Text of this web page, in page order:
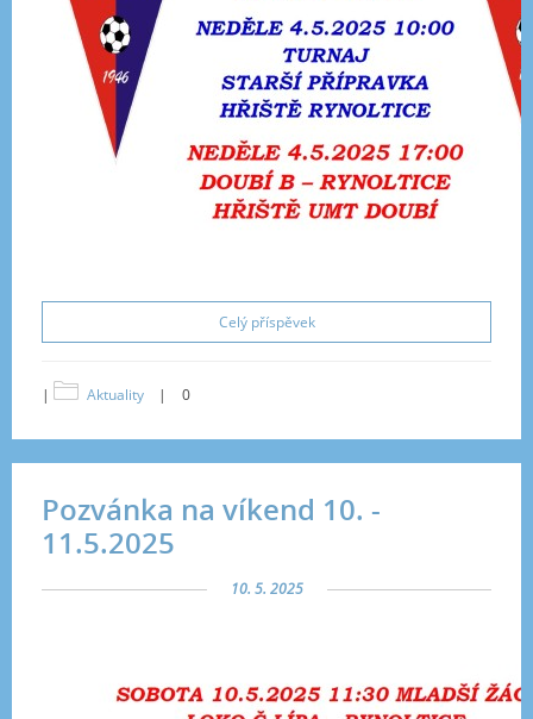
Celý příspěvek
| Aktuality | 0
Pozvánka na víkend 10. -
11.5.2025
10. 5. 2025